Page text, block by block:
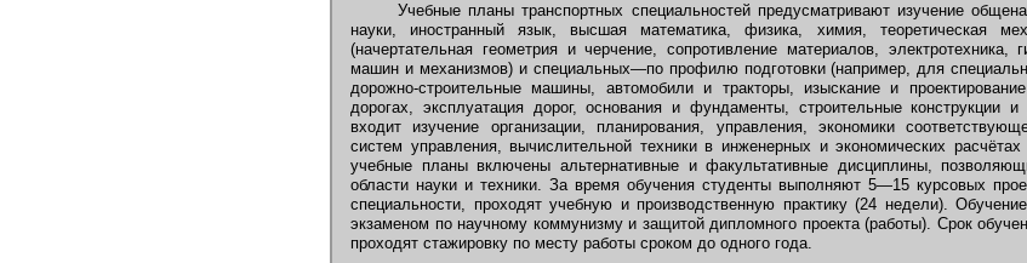
Учебные планы транспортных специальностей предусматривают изучение
науки, иностранный язык, высшая математика, физика, химия, теоретическая
(начертательная геометрия и черчение, сопротивление материалов, электротехника,
машин и механизмов) и специальных—по профилю подготовки (например, для
дорожно-строительные машины, автомобили и тракторы, изыскание и
дорогах, эксплуатация дорог, основания и фундаменты, строительные конструкции
входит изучение организации, планирования, управления, экономики
систем управления, вычислительной техники в инженерных и экономических
учебные планы включены альтернативные и факультативные дисциплины,
области науки и техники. За время обучения студенты выполняют 5—15 курсовых
специальности, проходят учебную и производственную практику (24 недели).
экзаменом по научному коммунизму и защитой дипломного проекта (работы). Срок
проходят стажировку по месту работы сроком до одного года.